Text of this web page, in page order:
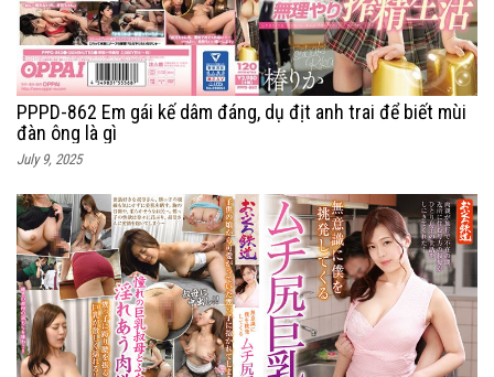
PPPD-862 Em gái kế dâm đáng, dụ địt anh trai để biết mùi
đàn ông là gì
July 9, 2025